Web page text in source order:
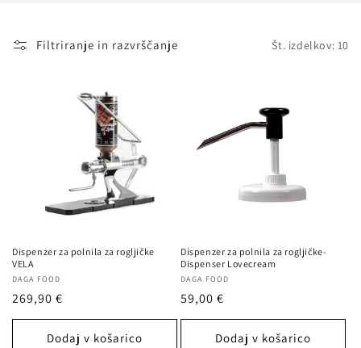
Filtriranje in razvrščanje Št. izdelkov: 10
Dispenzer za polnila za rogljičke
VELA
Ponudnik:
DAGA FOOD
Redna
cena
269,90 €
Dodaj v košarico
Dispenzer za polnila za rogljičke-
Dispenser Lovecream
Ponudnik:
DAGA FOOD
Redna
cena
59,00 €
Dodaj v košarico